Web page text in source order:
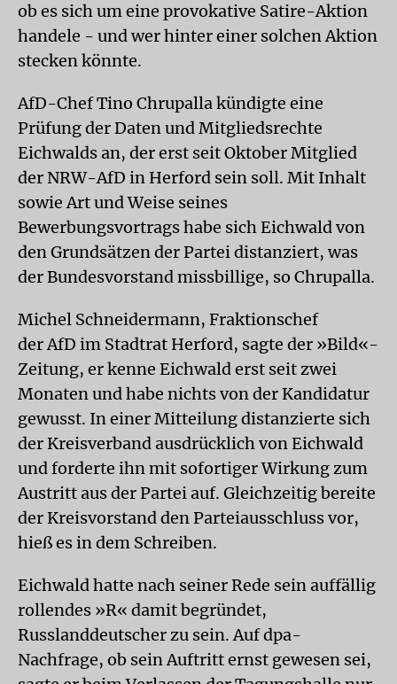
ob es sich um eine provokative Satire-Aktion
handele - und wer hinter einer solchen Aktion
stecken könnte.
AfD-Chef Tino Chrupalla kündigte eine
Prüfung der Daten und Mitgliedsrechte
Eichwalds an, der erst seit Oktober Mitglied
der NRW-AfD in Herford sein soll. Mit Inhalt
sowie Art und Weise seines
Bewerbungsvortrags habe sich Eichwald von
den Grundsätzen der Partei distanziert, was
der Bundesvorstand missbillige, so Chrupalla.
Michel Schneidermann, Fraktionschef
der AfD im Stadtrat Herford, sagte der »Bild«-
Zeitung, er kenne Eichwald erst seit zwei
Monaten und habe nichts von der Kandidatur
gewusst. In einer Mitteilung distanzierte sich
der Kreisverband ausdrücklich von Eichwald
und forderte ihn mit sofortiger Wirkung zum
Austritt aus der Partei auf. Gleichzeitig bereite
der Kreisvorstand den Parteiausschluss vor,
hieß es in dem Schreiben.
Eichwald hatte nach seiner Rede sein auffällig
rollendes »R« damit begründet,
Russlanddeutscher zu sein. Auf dpa-
Nachfrage, ob sein Auftritt ernst gewesen sei,